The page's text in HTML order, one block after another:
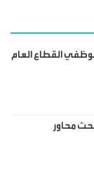
القطاع العام
محاور